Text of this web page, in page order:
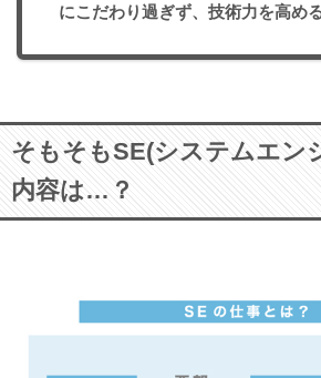
にこだわり過ぎず、技術力を高め
そもそもSE(システムエン
内容は…？